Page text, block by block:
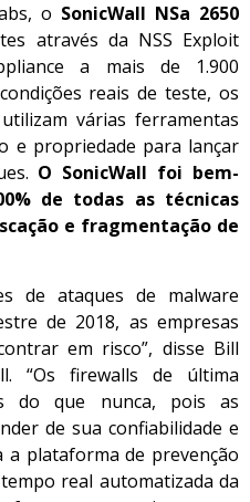
o SonicWall NSa 2650
através da NSS Exploit
a mais de 1.900
reais de teste, os
várias ferramentas
e propriedade para lançar
O SonicWall foi bem-
de todas as técnicas
e fragmentação de
de ataques de malware
de 2018, as empresas
em risco”, disse Bill
“Os firewalls de última
do que nunca, pois as
de sua confiabilidade e
a plataforma de prevenção
real automatizada da